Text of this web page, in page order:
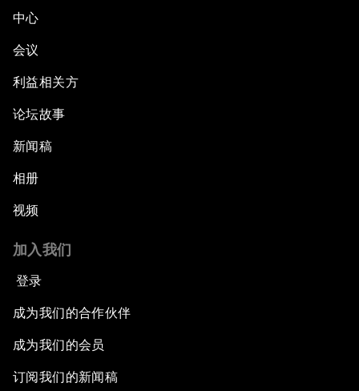
中心
会议
利益相关方
论坛故事
新闻稿
相册
视频
加入我们
登录
成为我们的合作伙伴
成为我们的会员
订阅我们的新闻稿